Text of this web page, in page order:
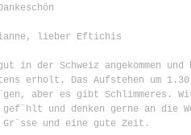
lieber Eftichis
in der Schweiz angekommen und
erholt. Das Aufstehen um
aber es gibt Schlimmeres.
und denken gerne an die
und eine gute Zeit.